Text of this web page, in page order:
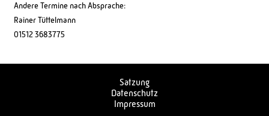
Andere Termine nach Absprache:
Rainer Tüttelmann
01512 3683775
Satzung
Datenschutz
Impressum